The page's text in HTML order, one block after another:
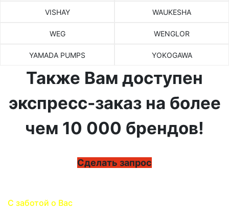
VISHAY WAUKESHA
WEG WENGLOR
YAMADA PUMPS YOKOGAWA
Также Вам доступен
экспресс-заказ на более
чем 10 000 брендов!
Сделать запрос
С заботой о Вас